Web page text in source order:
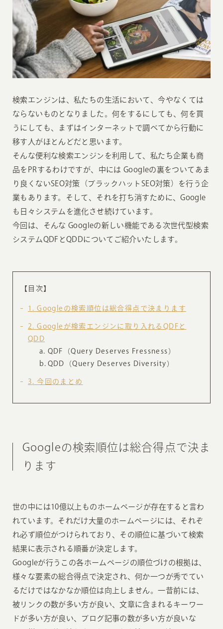
検索エンジンは、私たちの生活において、今やなくては
ならないものとなりました。何をするにしても、何を買
うにしても、まずはインターネットで調べてから行動に
移す人がほとんどだと思います。
そんな便利な検索エンジンを利用して、私たち企業も商
品をPRするわけですが、中には Googleの裏をついてあま
り良くないSEO対策（ブラックハットSEO対策）を行う企
業もあります。そして、それを打ち消すために、Google
も日々システムを進化させ続けています。
今回は、そんな Googleの新しい機能である次世代型検索
システムQDFとQDDについてご紹介いたします。
【目次】
1 Googleの検索順位は総合得点で決まります
2
Googleが検索エンジンに取り入れるQDFと
QDD
QDF（Query Deserves Fressness）
QDD（Query Deserves Diversity）
3 今回のまとめ
Googleの検索順位は総合得点で決ま
ります
世の中には10億以上ものホームページが存在すると言わ
れています。それだけ大量のホームページには、それぞ
れ必ず順位がつけられており、その順位に基づいて検索
結果に表示される順番が決定します。
Googleが行うこの各ホームページの順位づけの根拠は、
様々な要素の総合得点で決定され、何か一つが秀でてい
るだけではなかなか順位は向上しません。一昔前には、
被リンクの数が多い方が良い、文章に含まれるキーワー
ドが多い方が良い、ブログ記事の数が多い方が良いな